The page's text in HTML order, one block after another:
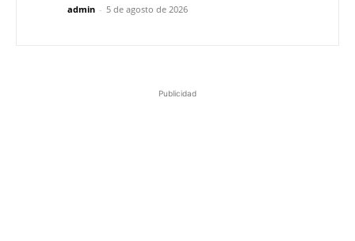
admin - 5 de agosto de 2026
Publicidad